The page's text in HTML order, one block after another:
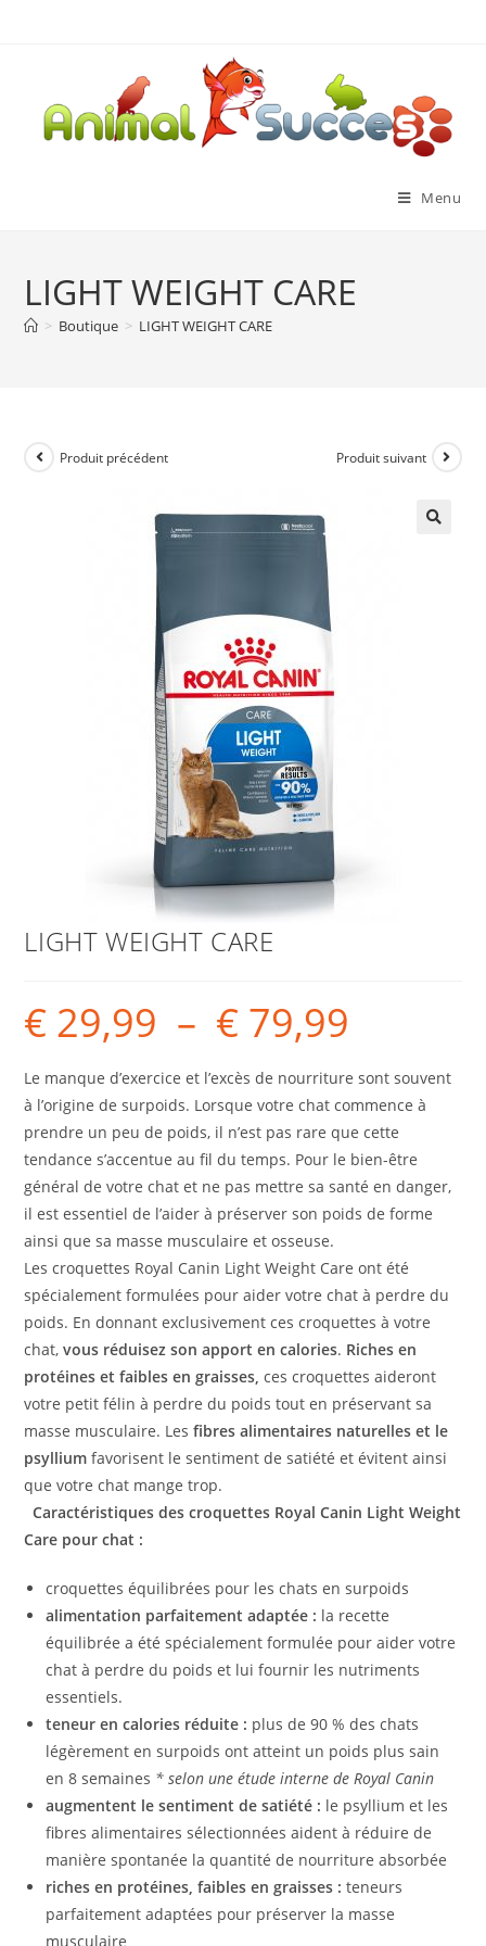
Menu
LIGHT WEIGHT CARE
> Boutique > LIGHT WEIGHT CARE
Produit précédent Produit suivant
LIGHT WEIGHT CARE
€ 29,99 – € 79,99
Le manque d’exercice et l’excès de nourriture sont souvent
à l’origine de surpoids. Lorsque votre chat commence à
prendre un peu de poids, il n’est pas rare que cette
tendance s’accentue au fil du temps. Pour le bien-être
général de votre chat et ne pas mettre sa santé en danger,
il est essentiel de l’aider à préserver son poids de forme
ainsi que sa masse musculaire et osseuse.
Les croquettes Royal Canin Light Weight Care ont été
spécialement formulées pour aider votre chat à perdre du
poids. En donnant exclusivement ces croquettes à votre
chat,vous réduisez son apport en calories. Riches en
protéines et faibles en graisses,ces croquettes aideront
votre petit félin à perdre du poids tout en préservant sa
masse musculaire. Lesfibres alimentaires naturelles et le
psylliumfavorisent le sentiment de satiété et évitent ainsi
que votre chat mange trop.
Caractéristiques des croquettes Royal Canin Light Weight
Care pour chat :
croquettes équilibrées pour les chats en surpoids
alimentation parfaitement adaptée : la recette
équilibrée a été spécialement formulée pour aider votre
chat à perdre du poids et lui fournir les nutriments
essentiels.
teneur en calories réduite : plus de 90 % des chats
légèrement en surpoids ont atteint un poids plus sain
en 8 semaines * selon une étude interne de Royal Canin
augmentent le sentiment de satiété : le psyllium et les
fibres alimentaires sélectionnées aident à réduire de
manière spontanée la quantité de nourriture absorbée
riches en protéines, faibles en graisses : teneurs
parfaitement adaptées pour préserver la masse
musculaire